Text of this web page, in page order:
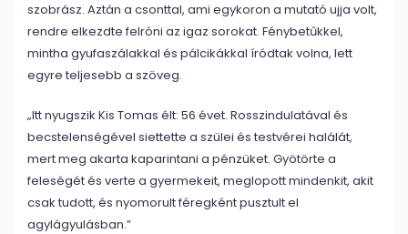
szobrász. Aztán a csonttal, ami egykoron a mutató ujja volt,
rendre elkezdte felróni az igaz sorokat. Fénybetűkkel,
mintha gyufaszálakkal és pálcikákkal íródtak volna, lett
egyre teljesebb a szöveg.
„Itt nyugszik Kis Tomas élt: 56 évet. Rosszindulatával és
becstelenségével siettette a szülei és testvérei halálát,
mert meg akarta kaparintani a pénzüket. Gyötörte a
feleségét és verte a gyermekeit, meglopott mindenkit, akit
csak tudott, és nyomorult féregként pusztult el
agylágyulásban.”